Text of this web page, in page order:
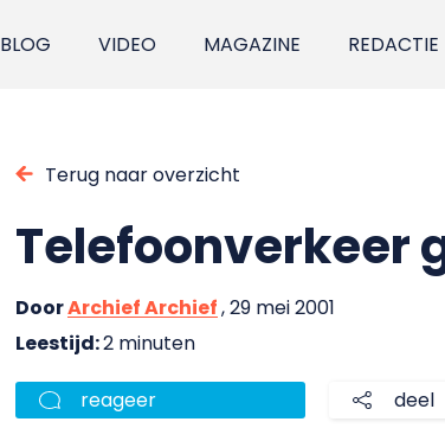
BLOG VIDEO MAGAZINE REDACTIE
Terug naar overzicht
Telefoonverkeer
DoorArchief Archief, 29 mei 2001
Leestijd:2 minuten
reageer deel